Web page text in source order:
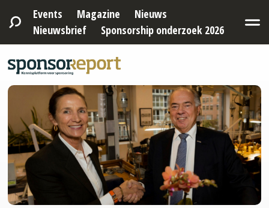
Events Magazine
Nieuws
Nieuwsbrief
Sponsorship onderzoek 2026